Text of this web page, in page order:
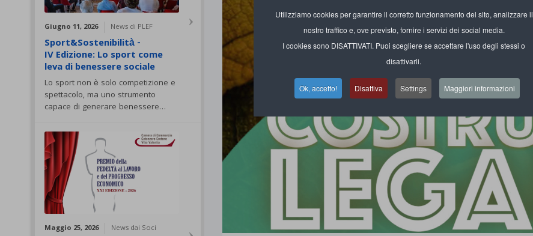
Utilizziamo cookies per garantire il corretto funzionamento del sito, analizzare il
nostro traffico e, ove previsto, fornire i servizi dei social media.
I cookies sono DISATTIVATI. Puoi scegliere se accettare l'uso degli stessi o
disattivarli.
Ok, accetto! Disattiva Settings Maggiori informazioni
Giugno 11, 2026 News di PLEF
Sport&Sostenibilità -
IV Edizione: Lo sport come
leva di benessere sociale
Lo sport non è solo competizione e
spettacolo, ma uno strumento
capace di generare benessere…
Maggio 25, 2026 News dai Soci